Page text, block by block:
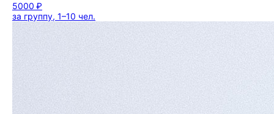
5000 ₽
за группу, 1–10 чел.